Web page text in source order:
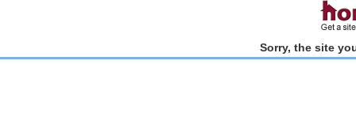
Sorry, the site